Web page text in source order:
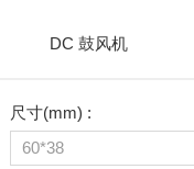
DC 鼓风机
尺寸(mm) :
60*38